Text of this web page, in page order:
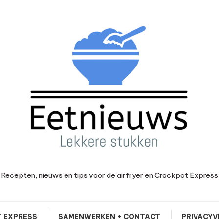
Recepten, nieuws en tips voor de airfryer en Crockpot Express
EXPRESS SAMENWERKEN + CONTACT